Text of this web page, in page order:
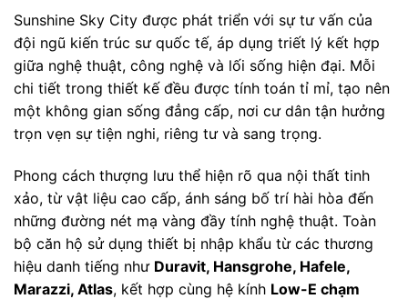
Sunshine Sky City được phát triển với sự tư vấn của
đội ngũ kiến trúc sư quốc tế, áp dụng triết lý kết hợp
giữa nghệ thuật, công nghệ và lối sống hiện đại. Mỗi
chi tiết trong thiết kế đều được tính toán tỉ mỉ, tạo nên
một không gian sống đẳng cấp, nơi cư dân tận hưởng
trọn vẹn sự tiện nghi, riêng tư và sang trọng.
Phong cách thượng lưu thể hiện rõ qua nội thất tinh
xảo, từ vật liệu cao cấp, ánh sáng bố trí hài hòa đến
những đường nét mạ vàng đầy tính nghệ thuật. Toàn
bộ căn hộ sử dụng thiết bị nhập khẩu từ các thương
hiệu danh tiếng như Duravit, Hansgrohe, Hafele,
Marazzi, Atlas, kết hợp cùng hệ kính Low-E chạm